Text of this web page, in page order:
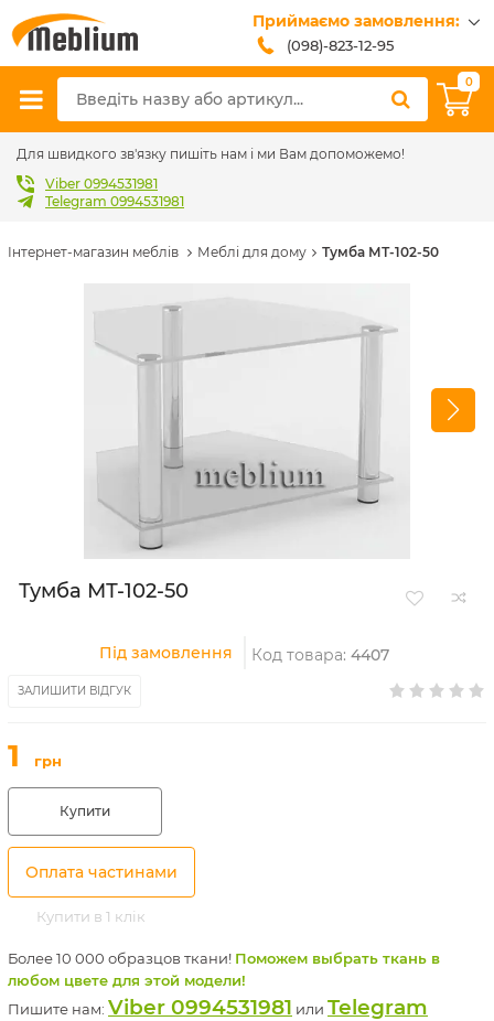
Приймаємо замовлення:
(098)-823-12-95
(099)-608-42-32
(093)-618-62-02
sales@meblium.com.ua
0
Для швидкого зв'язку пишіть нам і ми Вам допоможемо!
Viber 0994531981
Telegram 0994531981
Інтернет-магазин меблів Меблі для дому Тумба МТ-102-50
Тумба МТ-102-50
Під замовлення Код товара: 4407
ЗАЛИШИТИ ВІДГУК
1 грн
Купити
Оплата частинами
Купити в 1 клік
Более 10 000 образцов ткани! Поможем выбрать ткань в
любом цвете для этой модели!
Пишите нам: Viber 0994531981 или Telegram